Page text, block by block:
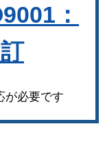
：
が必要です